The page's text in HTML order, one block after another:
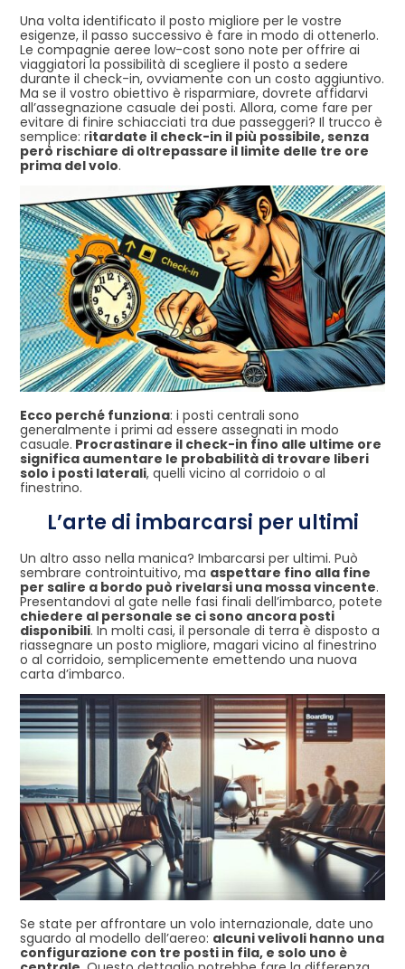
Una volta identificato il posto migliore per le vostre
esigenze, il passo successivo è fare in modo di ottenerlo.
Le compagnie aeree low-cost sono note per offrire ai
viaggiatori la possibilità di scegliere il posto a sedere
durante il check-in, ovviamente con un costo aggiuntivo.
Ma se il vostro obiettivo è risparmiare, dovrete affidarvi
all’assegnazione casuale dei posti. Allora, come fare per
evitare di finire schiacciati tra due passeggeri? Il trucco è
semplice: ritardate il check-in il più possibile, senza
però rischiare di oltrepassare il limite delle tre ore
prima del volo.
Ecco perché funziona: i posti centrali sono
generalmente i primi ad essere assegnati in modo
casuale. Procrastinare il check-in fino alle ultime ore
significa aumentare le probabilità di trovare liberi
solo i posti laterali, quelli vicino al corridoio o al
finestrino.
L’arte di imbarcarsi per ultimi
Un altro asso nella manica? Imbarcarsi per ultimi. Può
sembrare controintuitivo, ma aspettare fino alla fine
per salire a bordo può rivelarsi una mossa vincente.
Presentandovi al gate nelle fasi finali dell’imbarco, potete
chiedere al personale se ci sono ancora posti
disponibili. In molti casi, il personale di terra è disposto a
riassegnare un posto migliore, magari vicino al finestrino
o al corridoio, semplicemente emettendo una nuova
carta d’imbarco.
Se state per affrontare un volo internazionale, date uno
sguardo al modello dell’aereo: alcuni velivoli hanno una
configurazione con tre posti in fila, e solo uno è